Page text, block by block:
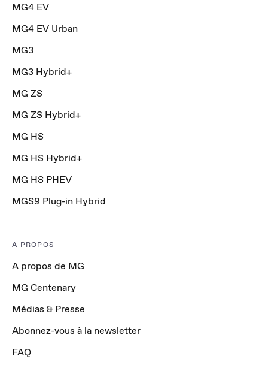
MG4 EV
MG4 EV Urban
MG3
MG3 Hybrid+
MG ZS
MG ZS Hybrid+
MG HS
MG HS Hybrid+
MG HS PHEV
MGS9 Plug-in Hybrid
A PROPOS
A propos de MG
MG Centenary
Médias & Presse
Abonnez-vous à la newsletter
FAQ